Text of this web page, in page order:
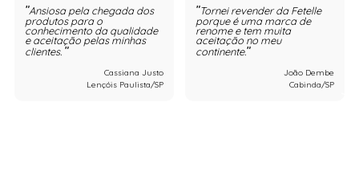
Ansiosa pela chegada dos
produtos para o
conhecimento da qualidade
e aceitação pelas minhas
clientes.
Cassiana Justo
Lençóis Paulista/SP
Tornei revender da Fetelle
porque é uma marca de
renome e tem muita
aceitação no meu
continente.
João Dembe
Cabinda/SP